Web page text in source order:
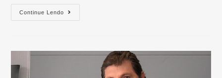
Continue Lendo